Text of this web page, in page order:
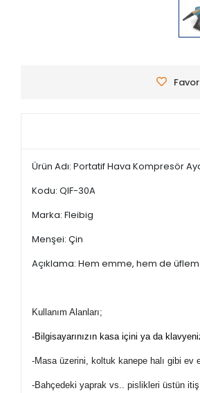
Ürün Adı: Portatif Hava Kompresör
Kodu: QIF-30A
Marka: Fleibig
Menşei: Çin
Açıklama: Hem emme, hem de
Kullanım Alanları;
-Bilgisayarınızın kasa içini ya da
-Masa üzerini, koltuk kanepe halı gibi ev
-Bahçedeki yaprak vs.. pislikleri üstün